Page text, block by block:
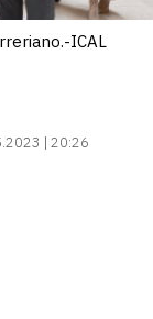
ICAL
| 20:26